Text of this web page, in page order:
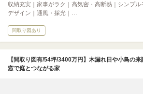
収納充実｜家事がラク｜高気密・高断熱｜シンプ
デザイン｜通風・採光｜…
間取り図あり
【間取り図有/54坪/3400万円】木漏れ日や小鳥の
窓で庭とつながる家